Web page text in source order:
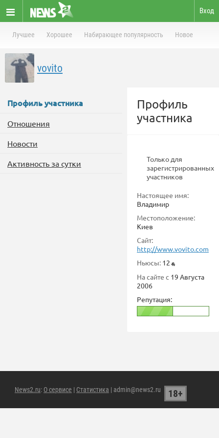
Вход
Лучшее Хорошее Набирающее популярность Новое
vovito
Профиль участника
Отношения
Новости
Активность за сутки
Профиль
участника
Только для
зарегистрированных
участников
Настоящее имя:
Владимир
Местоположение:
Киев
Сайт:
http://www.vovito.com
Ньюсы: 12
На сайте с 19 Августа
2006
Репутация:
News2.ru: О сервисе | Статистика | admin@news2.ru 18+